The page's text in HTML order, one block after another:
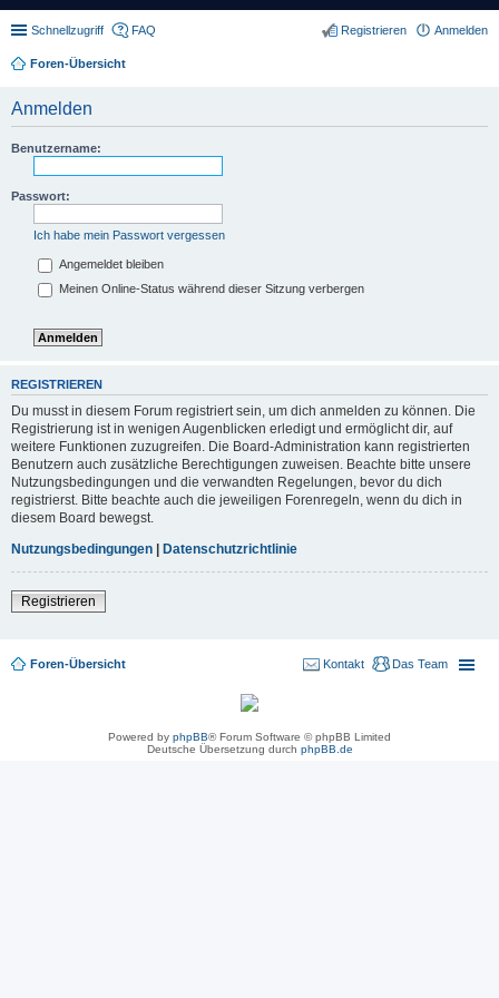
Schnellzugriff FAQ Anmelden
Registrieren
Foren-Übersicht
Anmelden
Benutzername:
Passwort:
Ich habe mein Passwort vergessen
Angemeldet bleiben
Meinen Online-Status während dieser Sitzung verbergen
REGISTRIEREN
Du musst in diesem Forum registriert sein, um dich anmelden zu können. Die
Registrierung ist in wenigen Augenblicken erledigt und ermöglicht dir, auf
weitere Funktionen zuzugreifen. Die Board-Administration kann registrierten
Benutzern auch zusätzliche Berechtigungen zuweisen. Beachte bitte unsere
Nutzungsbedingungen und die verwandten Regelungen, bevor du dich
registrierst. Bitte beachte auch die jeweiligen Forenregeln, wenn du dich in
diesem Board bewegst.
Nutzungsbedingungen | Datenschutzrichtlinie
Registrieren
Foren-Übersicht Das Team
Kontakt
Powered by phpBB® Forum Software © phpBB Limited
Deutsche Übersetzung durch phpBB.de